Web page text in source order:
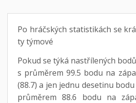
Po hráčských statistikách se
ty týmové
Pokud se týká nastřílených
s průměrem 99.5 bodu na
(88.7) a jen jednu desetinu
průměrem 88.6 bodu na